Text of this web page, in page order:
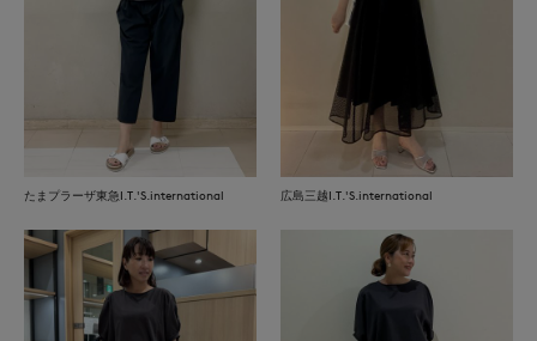
たまプラーザ東急I.T.'S.international 広島三越I.T.'S.international